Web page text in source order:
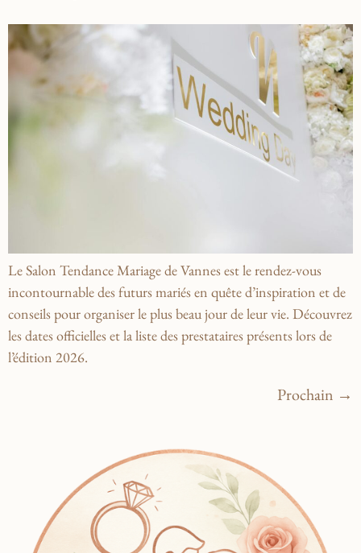
Le Salon Tendance Mariage de Vannes est le rendez-vous
incontournable des futurs mariés en quête d’inspiration et de
conseils pour organiser le plus beau jour de leur vie. Découvrez
les dates officielles et la liste des prestataires présents lors de
l’édition 2026.
Prochain →